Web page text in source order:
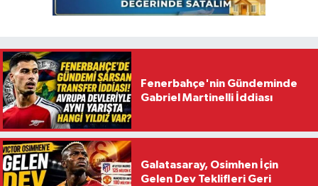
Fenerbahçe'nin Gündeminde
Gabriel Martinelli İddiası
Galatasaray, Osimhen İçin
Gelen Dev Teklifleri Geri